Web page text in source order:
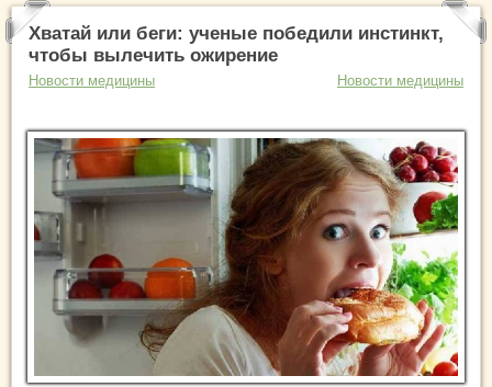
Хватай или беги: ученые победили инстинкт,
чтобы вылечить ожирение
Новости медицины Новости медицины